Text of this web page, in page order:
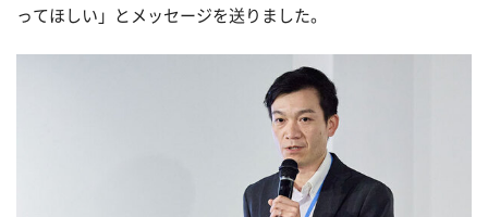
ってほしい」とメッセージを送りました。